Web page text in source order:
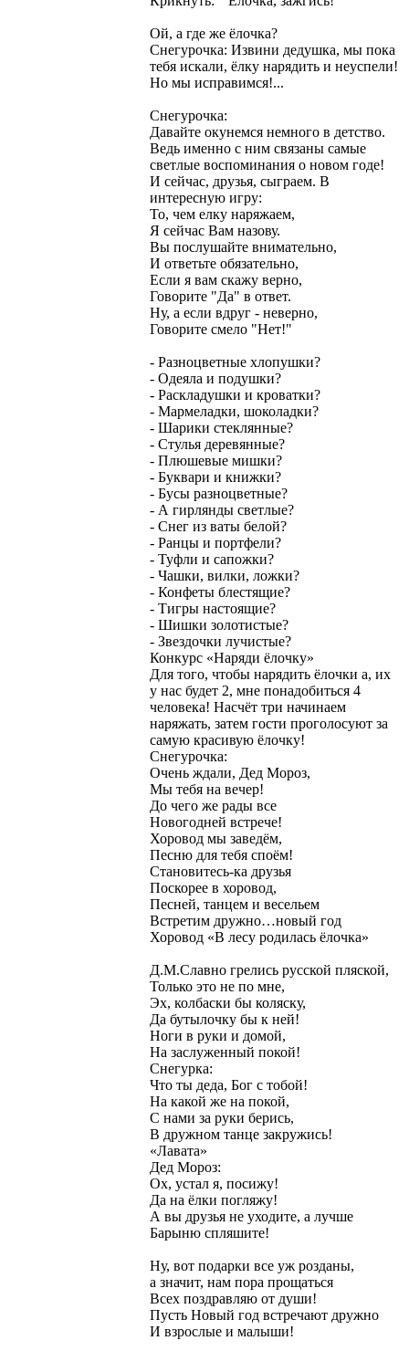
Ой, а где же ёлочка?
Снегурочка: Извини дедушка, мы пока
тебя искали, ёлку нарядить и неуспели!
Но мы исправимся!...
Снегурочка:
Давайте окунемся немного в детство.
Ведь именно с ним связаны самые
светлые воспоминания о новом годе!
И сейчас, друзья, сыграем. В
интересную игру:
То, чем елку наряжаем,
Я сейчас Вам назову.
Вы послушайте внимательно,
И ответьте обязательно,
Если я вам скажу верно,
Говорите "Да" в ответ.
Ну, а если вдруг - неверно,
Говорите смело "Нет!"
- Разноцветные хлопушки?
- Одеяла и подушки?
- Раскладушки и кроватки?
- Мармеладки, шоколадки?
- Шарики стеклянные?
- Стулья деревянные?
- Плюшевые мишки?
- Буквари и книжки?
- Бусы разноцветные?
- А гирлянды светлые?
- Снег из ваты белой?
- Ранцы и портфели?
- Туфли и сапожки?
- Чашки, вилки, ложки?
- Конфеты блестящие?
- Тигры настоящие?
- Шишки золотистые?
- Звездочки лучистые?
Конкурс «Наряди ёлочку»
Для того, чтобы нарядить ёлочки а, их
у нас будет 2, мне понадобиться 4
человека! Насчёт три начинаем
наряжать, затем гости проголосуют за
самую красивую ёлочку!
Снегурочка:
Очень ждали, Дед Мороз,
Мы тебя на вечер!
До чего же рады все
Новогодней встрече!
Хоровод мы заведём,
Песню для тебя споём!
Становитесь-ка друзья
Поскорее в хоровод,
Песней, танцем и весельем
Встретим дружно…новый год
Хоровод «В лесу родилась ёлочка»
Д.М.Славно грелись русской пляской,
Только это не по мне,
Эх, колбаски бы коляску,
Да бутылочку бы к ней!
Ноги в руки и домой,
На заслуженный покой!
Снегурка:
Что ты деда, Бог с тобой!
На какой же на покой,
С нами за руки берись,
В дружном танце закружись!
«Лавата»
Дед Мороз:
Ох, устал я, посижу!
Да на ёлки погляжу!
А вы друзья не уходите, а лучше
Барыню спляшите!
Ну, вот подарки все уж розданы,
а значит, нам пора прощаться
Всех поздравляю от души!
Пусть Новый год встречают дружно
И взрослые и малыши!